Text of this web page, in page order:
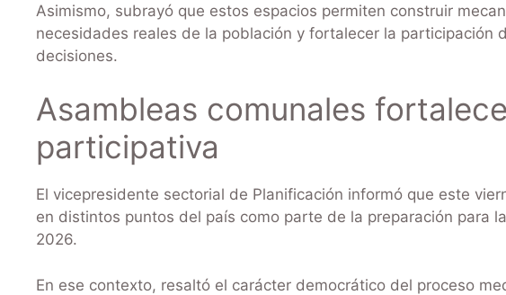
Asimismo, subrayó que estos espacios permiten construir
necesidades reales de la población y fortalecer la participación
decisiones.
Asambleas comunales
participativa
El vicepresidente sectorial de Planificación informó que este
en distintos puntos del país como parte de la preparación para
2026.
En ese contexto, resaltó el carácter democrático del proceso